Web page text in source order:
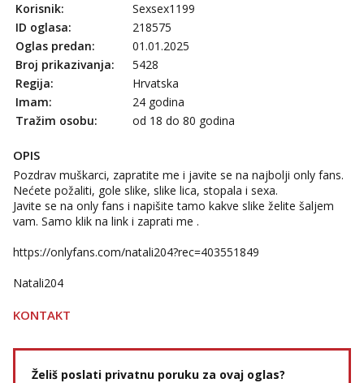
Korisnik:
Sexsex1199
ID oglasa:
218575
Oglas predan:
01.01.2025
Broj prikazivanja:
5428
Regija:
Hrvatska
Imam:
24 godina
Tražim osobu:
od 18 do 80 godina
OPIS
Pozdrav muškarci, zapratite me i javite se na najbolji only fans.
Nećete požaliti, gole slike, slike lica, stopala i sexa.
Javite se na only fans i napišite tamo kakve slike želite šaljem
vam. Samo klik na link i zaprati me .
https://onlyfans.com/natali204?rec=403551849
Natali204
KONTAKT
Želiš poslati privatnu poruku za ovaj oglas?